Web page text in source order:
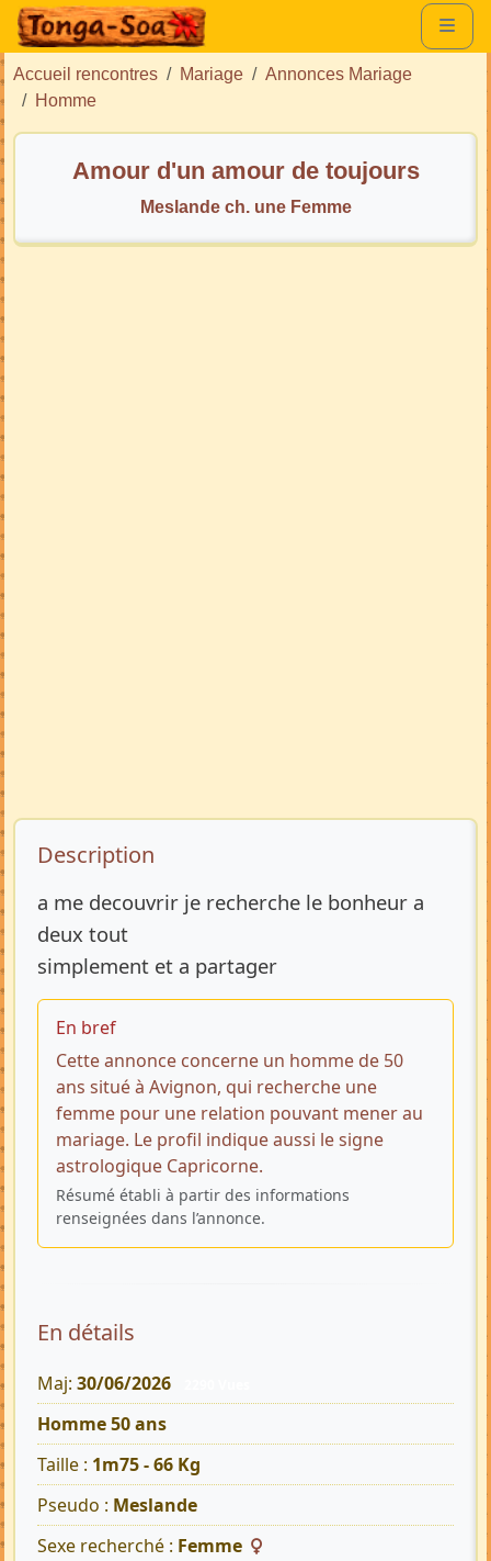
Accueil rencontres Mariage
Annonces Mariage
Homme
Amour d'un amour de toujours
Meslande ch. une Femme
Description de l’annonce
Description
a me decouvrir je recherche le bonheur a
deux tout
simplement et a partager
En bref
Cette annonce concerne un homme de 50
ans situé à Avignon, qui recherche une
femme pour une relation pouvant mener au
mariage. Le profil indique aussi le signe
astrologique Capricorne.
Résumé établi à partir des informations
renseignées dans l’annonce.
En détails
Maj: 30/06/2026
Homme 50 ans
Taille : 1m75 - 66 Kg
Pseudo : Meslande
Sexe recherché : Femme